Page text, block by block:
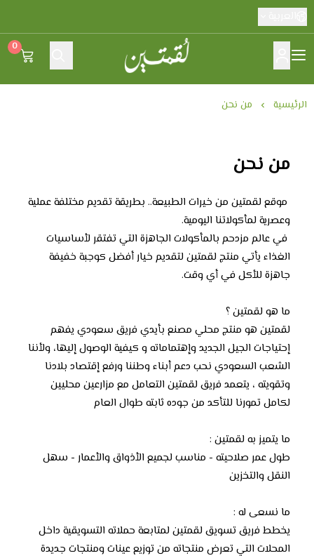
لقمتين
0
الرئيسية من نحن
من نحن
موقع لقمتين من خيرات الطبيعة.. بطريقة تقديم مختلفة عملية
وعصرية لمأكولاتنا اليومية.
في عالم مزدحم بالمأكولات الجاهزة التي تفتقر لأساسيات
الغذاء يأتي منتج لقمتين لتقديم خيار أفضل كوجبة خفيفة
جاهزة للأكل في أي وقت.
ما هو لقمتين ؟
لقمتين هو منتج محلي مصنع بأيدي فريق سعودي يفهم
إحتياجات الجيل الجديد وإهتماماته و كيفية الوصول إليها، ولأننا
الشعب السعودي نحب دعم أبناء وطننا ورفع إقتصاد بلادنا
وتقويته ، يتعمد فريق لقمتين التعامل مع مزارعين محليين
لكامل تمورنا للتأكد من جوده ثابته طوال العام
ما يتميز به لقمتين :
طول عمر صلاحيته - مناسب لجميع الأذواق والأعمار - سهل
النقل والتخزين
ما نسعى له :
يخطط فريق تسويق لقمتين لمتابعة حملاته التسويقية داخل
المحلات التي تعرض منتجاته من توزيع عينات ومنتجات جديدة